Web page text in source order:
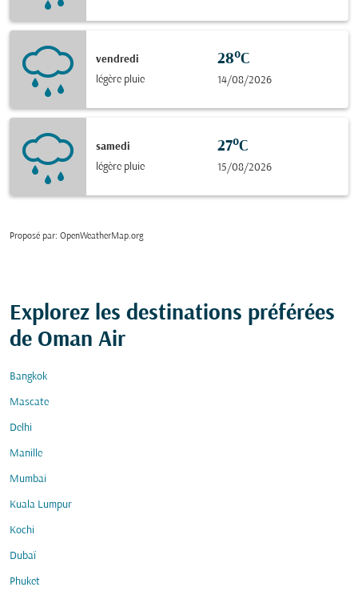
vendredi
légère pluie
28°C
14/08/2026
samedi
légère pluie
27°C
15/08/2026
Proposé par: OpenWeatherMap.org
Explorez les destinations préférées
de Oman Air
Bangkok
Mascate
Delhi
Manille
Mumbai
Kuala Lumpur
Kochi
Dubaï
Phuket